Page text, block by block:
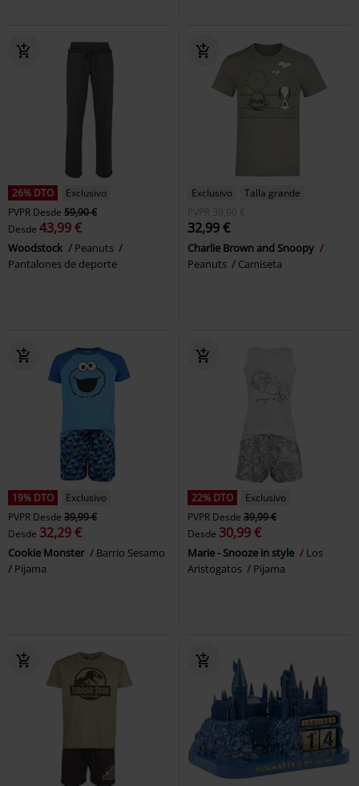
26% DTO
Exclusivo
PVPR Desde 59,90 €
Desde 43,99 €
Woodstock
Peanuts
Pantalones de deporte
Exclusivo
Talla grande
PVPR 39,90 €
32,99 €
Charlie Brown and Snoopy
Peanuts
Camiseta
19% DTO
Exclusivo
PVPR Desde 39,99 €
Desde 32,29 €
Cookie Monster
Barrio Sesamo
Pijama
22% DTO
Exclusivo
PVPR Desde 39,99 €
Desde 30,99 €
Marie - Snooze in style
Los
Aristogatos
Pijama